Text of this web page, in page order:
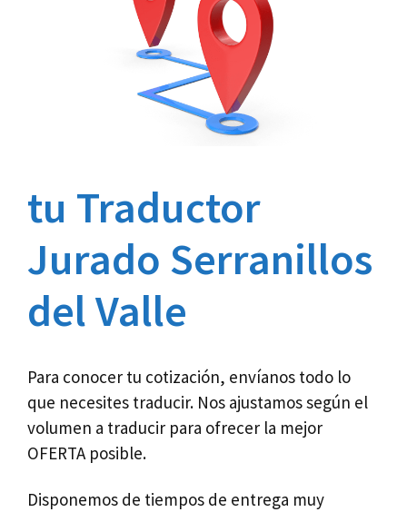
tu Traductor
Jurado Serranillos
del Valle
Para conocer tu cotización, envíanos todo lo
que necesites traducir. Nos ajustamos según el
volumen a traducir para ofrecer la mejor
OFERTA posible.
Disponemos de tiempos de entrega muy